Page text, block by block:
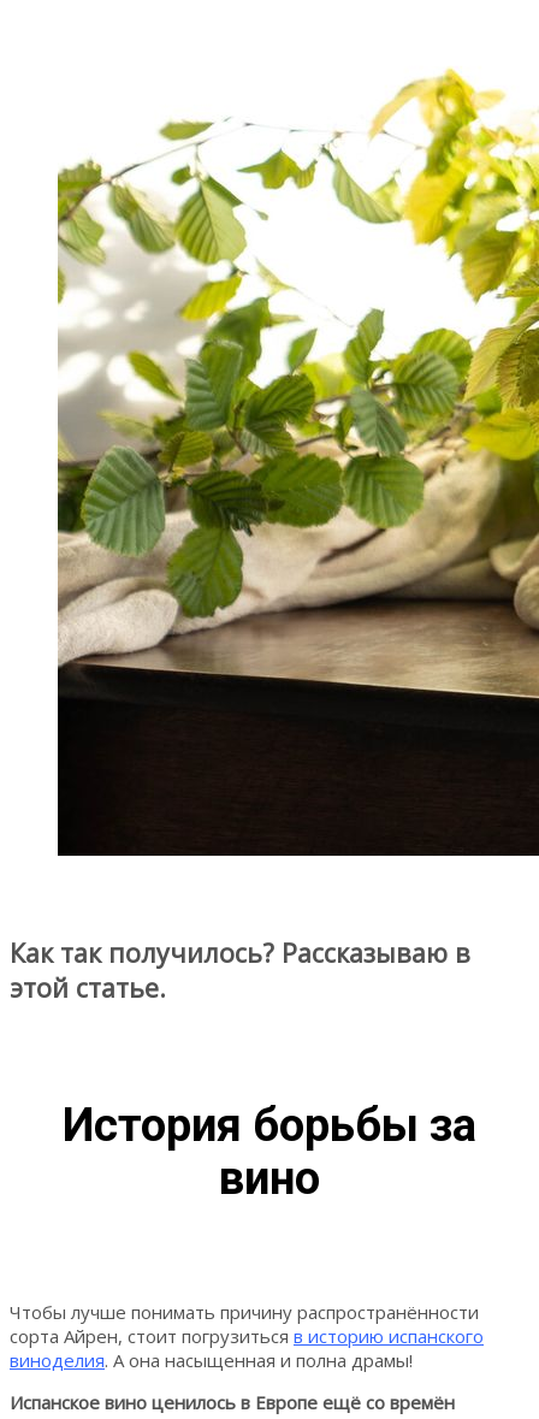
Как так получилось? Рассказываю в
этой статье.
История борьбы за
вино
Чтобы лучше понимать причину распространённости
сорта Айрен, стоит погрузиться в историю испанского
виноделия. А она насыщенная и полна драмы!
Испанское вино ценилось в Европе ещё со времён